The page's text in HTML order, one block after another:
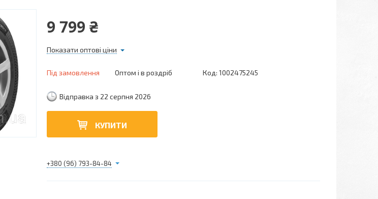
9 799 ₴
Показати оптові ціни
Під замовлення Оптом і в роздріб Код: 1002475245
Відправка з 22 серпня 2026
КУПИТИ
+380 (96) 793-84-84